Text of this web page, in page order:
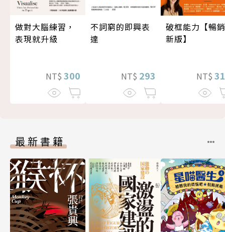
做對大腦練習，
表現就升級
NT$ 300
不詞窮的即興表
達
NT$ 293
破框能力【暢銷
新版】
NT$
最新書籍